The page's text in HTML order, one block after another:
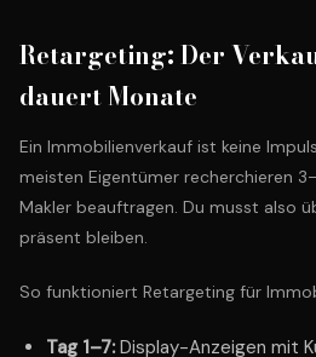
Retargeting: Der
dauert Monate
Ein Immobilienverkauf ist keine
meisten Eigentümer recherchieren
Makler beauftragen. Du musst also
präsent bleiben.
So funktioniert Retargeting für
Tag 1–7: Display-Anzeigen mit